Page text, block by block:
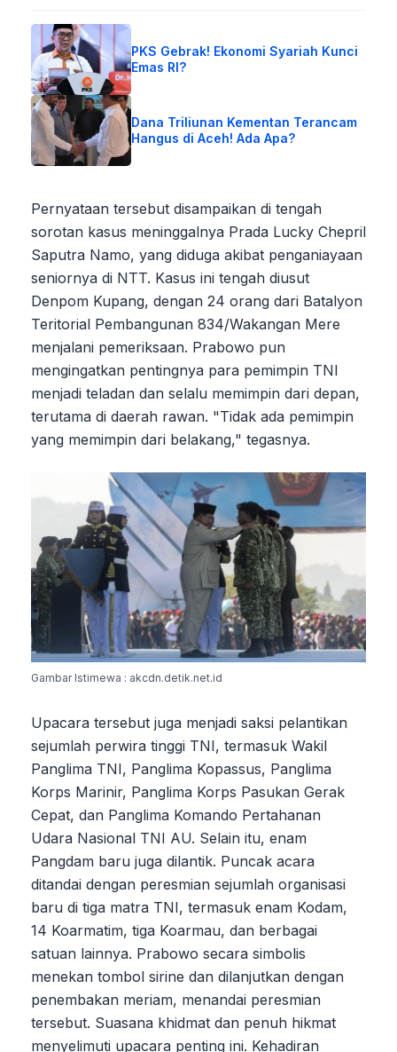
PKS Gebrak! Ekonomi Syariah Kunci
Emas RI?
Dana Triliunan Kementan Terancam
Hangus di Aceh! Ada Apa?
Pernyataan tersebut disampaikan di tengah
sorotan kasus meninggalnya Prada Lucky Chepril
Saputra Namo, yang diduga akibat penganiayaan
seniornya di NTT. Kasus ini tengah diusut
Denpom Kupang, dengan 24 orang dari Batalyon
Teritorial Pembangunan 834/Wakangan Mere
menjalani pemeriksaan. Prabowo pun
mengingatkan pentingnya para pemimpin TNI
menjadi teladan dan selalu memimpin dari depan,
terutama di daerah rawan. "Tidak ada pemimpin
yang memimpin dari belakang," tegasnya.
Gambar Istimewa : akcdn.detik.net.id
Upacara tersebut juga menjadi saksi pelantikan
sejumlah perwira tinggi TNI, termasuk Wakil
Panglima TNI, Panglima Kopassus, Panglima
Korps Marinir, Panglima Korps Pasukan Gerak
Cepat, dan Panglima Komando Pertahanan
Udara Nasional TNI AU. Selain itu, enam
Pangdam baru juga dilantik. Puncak acara
ditandai dengan peresmian sejumlah organisasi
baru di tiga matra TNI, termasuk enam Kodam,
14 Koarmatim, tiga Koarmau, dan berbagai
satuan lainnya. Prabowo secara simbolis
menekan tombol sirine dan dilanjutkan dengan
penembakan meriam, menandai peresmian
tersebut. Suasana khidmat dan penuh hikmat
menyelimuti upacara penting ini. Kehadiran